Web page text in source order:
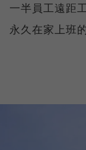
一半員工遠距
永久在家上班